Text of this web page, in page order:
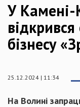
У
бізнесу
25.12.2024 | 11:34
На Волині